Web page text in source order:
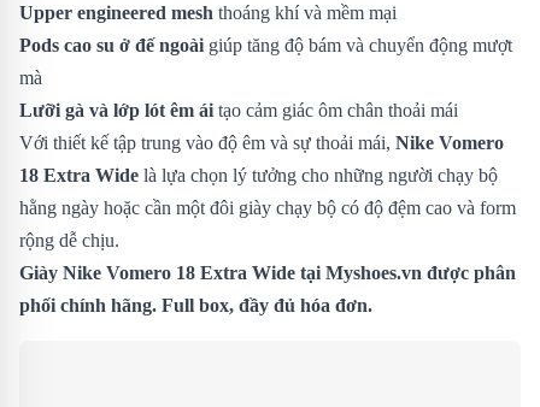
Upper engineered mesh thoáng khí và mềm mại
Pods cao su ở đế ngoài giúp tăng độ bám và chuyển động mượt
mà
Lưỡi gà và lớp lót êm ái tạo cảm giác ôm chân thoải mái
Với thiết kế tập trung vào độ êm và sự thoải mái, Nike Vomero
18 Extra Wide là lựa chọn lý tưởng cho những người chạy bộ
hằng ngày hoặc cần một đôi giày chạy bộ có độ đệm cao và form
rộng dễ chịu.
Giày Nike Vomero 18 Extra Wide tại Myshoes.vn được phân
phối chính hãng. Full box, đầy đủ hóa đơn.